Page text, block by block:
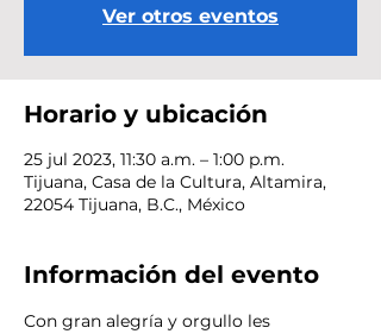
Ver otros eventos
Horario y ubicación
25 jul 2023, 11:30 a.m. – 1:00 p.m.
Tijuana, Casa de la Cultura, Altamira,
22054 Tijuana, B.C., México
Información del evento
Con gran alegría y orgullo les